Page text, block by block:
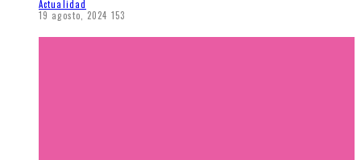
Actualidad
19 agosto, 2024 153